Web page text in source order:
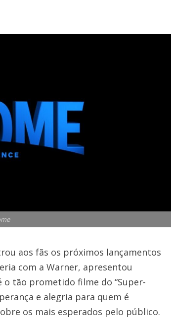
aos fãs os próximos lançamentos
com a Warner, apresentou
o tão prometido filme do “Super-
e alegria para quem é
os mais esperados pelo público.